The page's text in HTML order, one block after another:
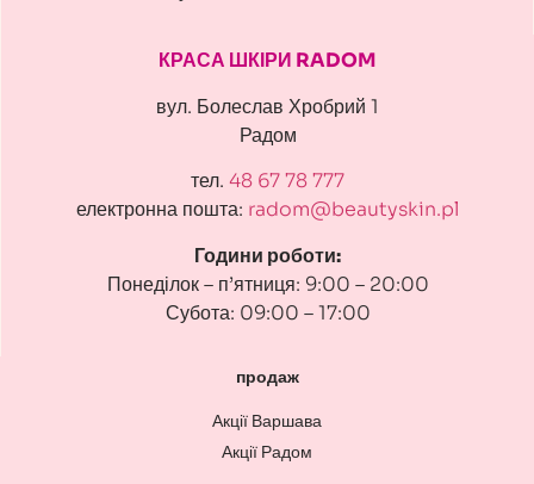
КРАСА ШКІРИ RADOM
вул. Болеслав Хробрий 1
Радом
тел. 48 67 78 777
електронна пошта: radom@beautyskin.pl
Години роботи:
Понеділок – п’ятниця: 9:00 – 20:00
Субота: 09:00 – 17:00
продаж
Акції Варшава
Акції Радом